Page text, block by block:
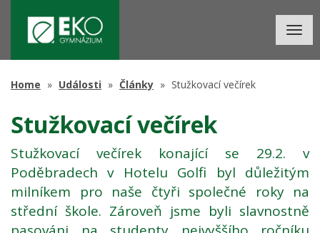
Home Události Články Stužkovací večírek
Stužkovací večírek
Stužkovací večírek konající se 29.2. v
Poděbradech v Hotelu Golfi byl důležitým
milníkem pro naše čtyři společné roky na
střední škole. Zároveň jsme byli slavnostně